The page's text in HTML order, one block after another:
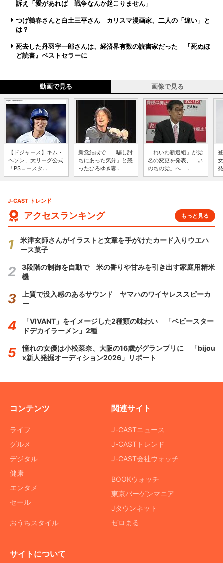
訴え「愛があれば 戦争なんか起こりません」
つげ義春さんと白土三平さん カリスマ漫画家、二人の「違い」と
は？
死去した丹羽宇一郎さんは、経済界有数の読書家だった 『死ぬほ
ど読書』ベストセラーに
動画で見る 画像で見る
【ドジャース】キム・
ヘソン、大リーグ公式
「PSロースタ...
新党結成で「「騙し討
ちにあった気分」と怒
ったひろゆき妻...
「れいわ新選組」が党
名の変更を発表、「い
のちの党」へ ...
J-CAST トレンド
アクセスランキング もっと見る
米津玄師さんがイラストと文章を手がけたカード入りウエハ
ース菓子
3段階の制御を自動で 米の香りや甘みを引き出す家庭用精米
機
上質で没入感のあるサウンド ヤマハのワイヤレススピーカ
ー
「VIVANT」をイメージした2種類の味わい 「ベビースター
ドデカイラーメン」2種
憧れの女優は小松菜奈、大阪の16歳がグランプリに 「bijou
x新人発掘オーディション2026」リポート
コンテンツ
ライフ
グルメ
デジタル
健康
エンタメ
セール
おうちスタイル
関連サイト
J-CASTニュース
J-CASTトレンド
J-CAST会社ウォッチ
BOOKウォッチ
東京バーゲンマニア
Jタウンネット
ゼロまる
サイトについて